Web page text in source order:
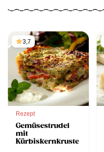
3,7
Rezept
Gemüsestrudel
mit
Kürbiskernkruste